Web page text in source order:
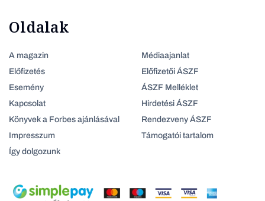
Oldalak
A magazin
Előfizetés
Esemény
Kapcsolat
Könyvek a Forbes ajánlásával
Impresszum
Így dolgozunk
Médiaajanlat
Előfizetői ÁSZF
ÁSZF Melléklet
Hirdetési ÁSZF
Rendezveny ÁSZF
Támogatói tartalom